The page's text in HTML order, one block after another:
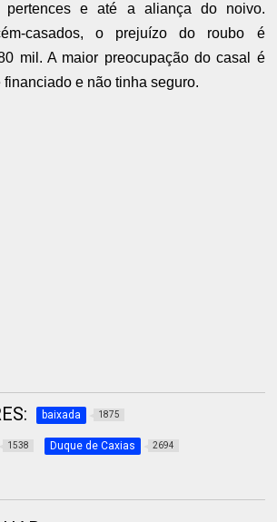
pertences e até a aliança do noivo.
casados, o prejuízo do roubo é
mil. A maior preocupação do casal é
financiado e não tinha seguro.
baixada 1875
1538 Duque de Caxias 2694